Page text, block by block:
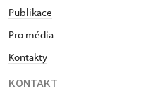
státními zkouškami a
názvem Poválečná
vybraných památkách
začal provázet
Publikace
Pro média
Kontakty
KONTAKT